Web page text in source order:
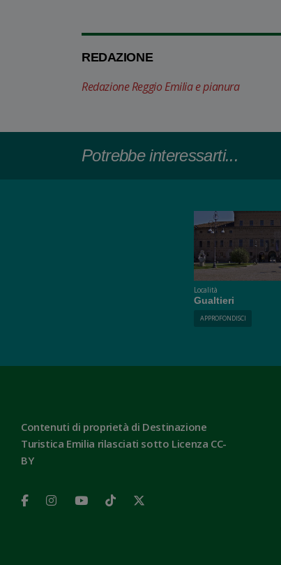
REDAZIONE
Redazione Reggio Emilia e pianura
Potrebbe interessarti...
Località
Gualtieri
APPROFONDISCI
Contenuti di proprietà di Destinazione
Turistica Emilia rilasciati sotto Licenza CC-
BY